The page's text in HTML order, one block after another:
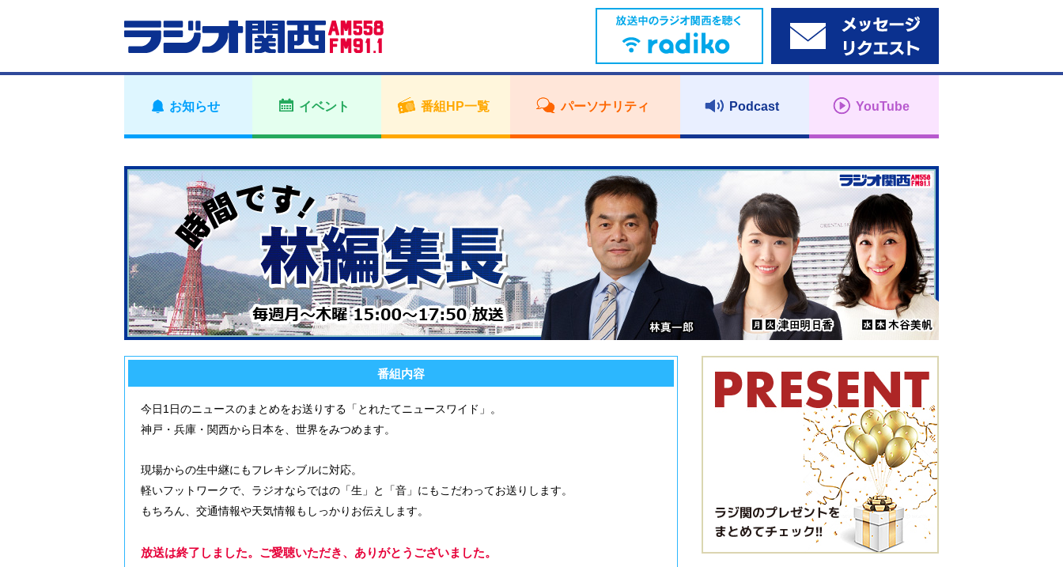
お知らせ イベント 番組HP一覧 パーソナリティ Podcast YouTube
番組内容
今日1日のニュースのまとめをお送りする「とれたてニュースワイド」。
神戸・兵庫・関西から日本を、世界をみつめます。
現場からの生中継にもフレキシブルに対応。
軽いフットワークで、ラジオならではの「生」と「音」にもこだわってお送りします。
もちろん、交通情報や天気情報もしっかりお伝えします。
放送は終了しました。ご愛聴いただき、ありがとうございました。